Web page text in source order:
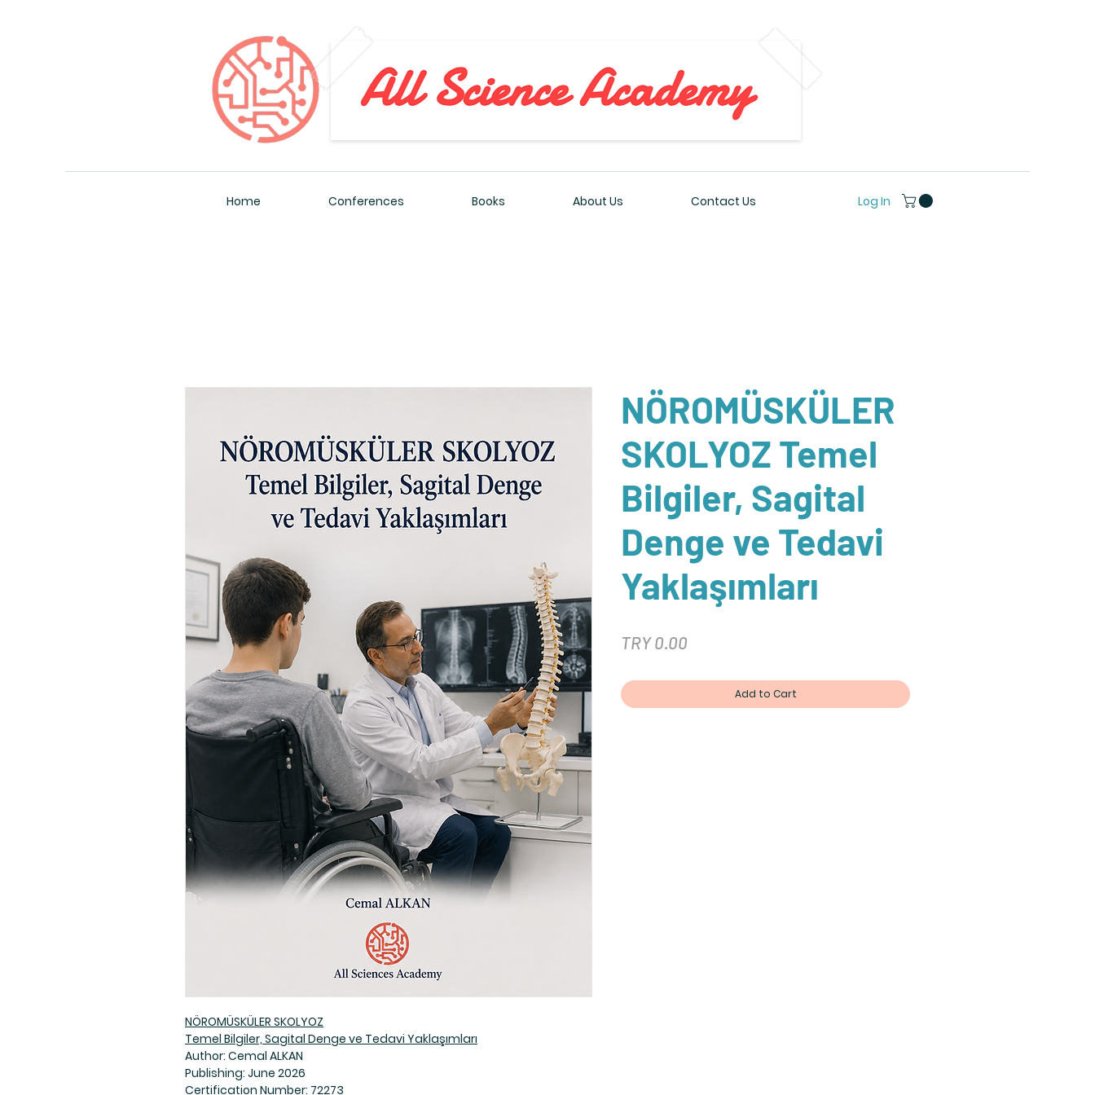
All Sciences Academy
Home Conferences Books About Us Contact Us Log In
NÖROMÜSKÜLER SKOLYOZ
Temel Bilgiler, Sagital Denge ve Tedavi Yaklaşımları
Author: Cemal ALKAN
Publishing: June 2026
Certification Number: 72273
NÖROMÜSKÜLER
SKOLYOZ Temel
Bilgiler, Sagital
Denge ve Tedavi
Yaklaşımları
TRY 0.00
Add to Cart